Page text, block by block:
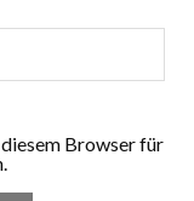
Browser für